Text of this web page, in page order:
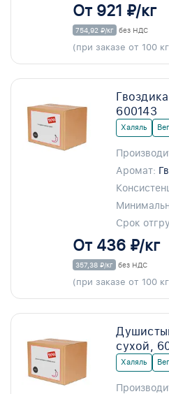
От 921 ₽/кг
754,92 ₽/кг без НДС
(при заказе от 100
600143
Халяль
Аромат:
Срок
От 436 ₽/кг
357,38 ₽/кг без НДС
(при заказе от 100
сухой,
Халяль